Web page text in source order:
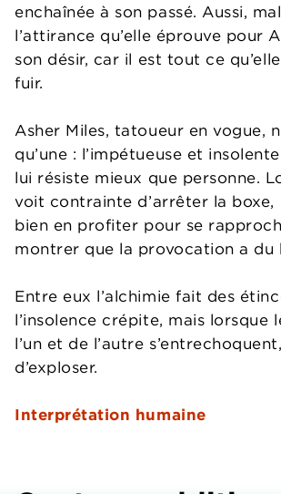
enchaînée à son passé. Aussi,
l’attirance qu’elle éprouve pour
son désir, car il est tout ce
fuir.
Asher Miles, tatoueur en vogue,
qu’une : l’impétueuse et
lui résiste mieux que personne.
voit contrainte d’arrêter la
bien en profiter pour se
montrer que la provocation a du
Entre eux l’alchimie fait des
l’insolence crépite, mais lorsque
l’un et de l’autre
d’exploser.
Interprétation humaine